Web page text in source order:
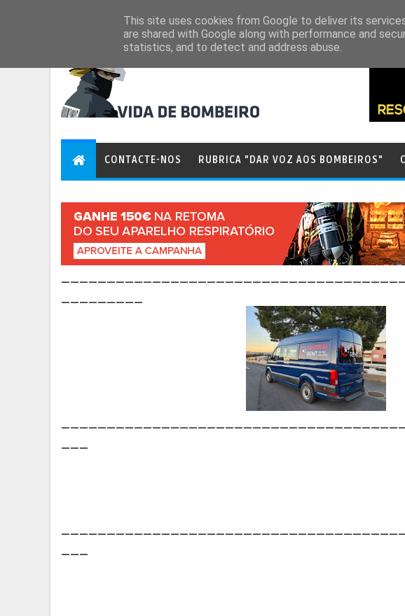
CONTACTE-NOS RUBRICA "DAR VOZ AOS BOMBEIROS"
This site uses cookies from Google to deliver its
are shared with Google along with performance and
statistics, and to detect and address abuse.